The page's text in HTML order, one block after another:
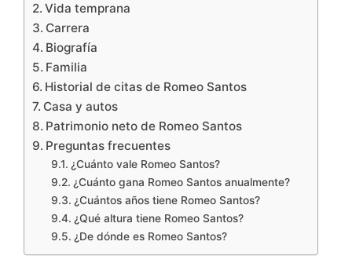
Vida temprana
Carrera
Biografía
Familia
Historial de citas de Romeo Santos
Casa y autos
Patrimonio neto de Romeo Santos
Preguntas frecuentes
¿Cuánto vale Romeo Santos?
¿Cuánto gana Romeo Santos anualmente?
¿Cuántos años tiene Romeo Santos?
¿Qué altura tiene Romeo Santos?
¿De dónde es Romeo Santos?